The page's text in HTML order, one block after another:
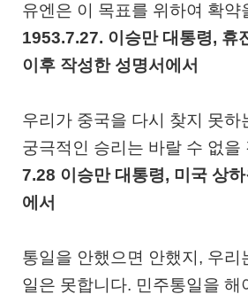
유엔은 이 목표를 위하여 확약
1953.7.27. 이승만 대통령, 휴
이후 작성한 성명서에서
우리가 중국을 다시 찾지 못하
궁극적인 승리는 바랄 수 없을
7.28 이승만 대통령, 미국 상
에서
통일을 안했으면 안했지 , 우리
일은 못합니다. 민주통일을 해